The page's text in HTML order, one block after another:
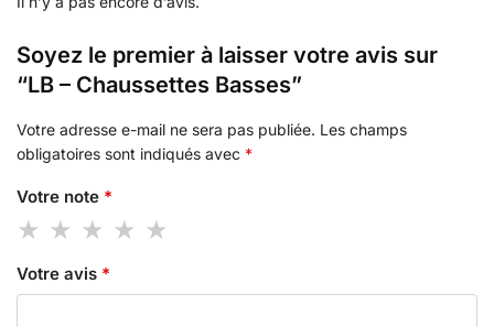
Soyez le premier à laisser votre avis sur
“LB – Chaussettes Basses”
Votre adresse e-mail ne sera pas publiée. Les champs
obligatoires sont indiqués avec *
Votre note *
Votre avis *